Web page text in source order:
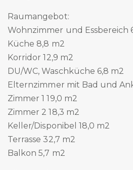
Raumangebot:
Wohnzimmer und Essbereich
Küche 8,8 m2
Korridor 12,9 m2
DU/WC, Waschküche 6,8 m2
Elternzimmer mit Bad und
Zimmer 1 19,0 m2
Zimmer 2 18,3 m2
Keller/Disponibel 18,0 m2
Terrasse 32,7 m2
Balkon 5,7 m2